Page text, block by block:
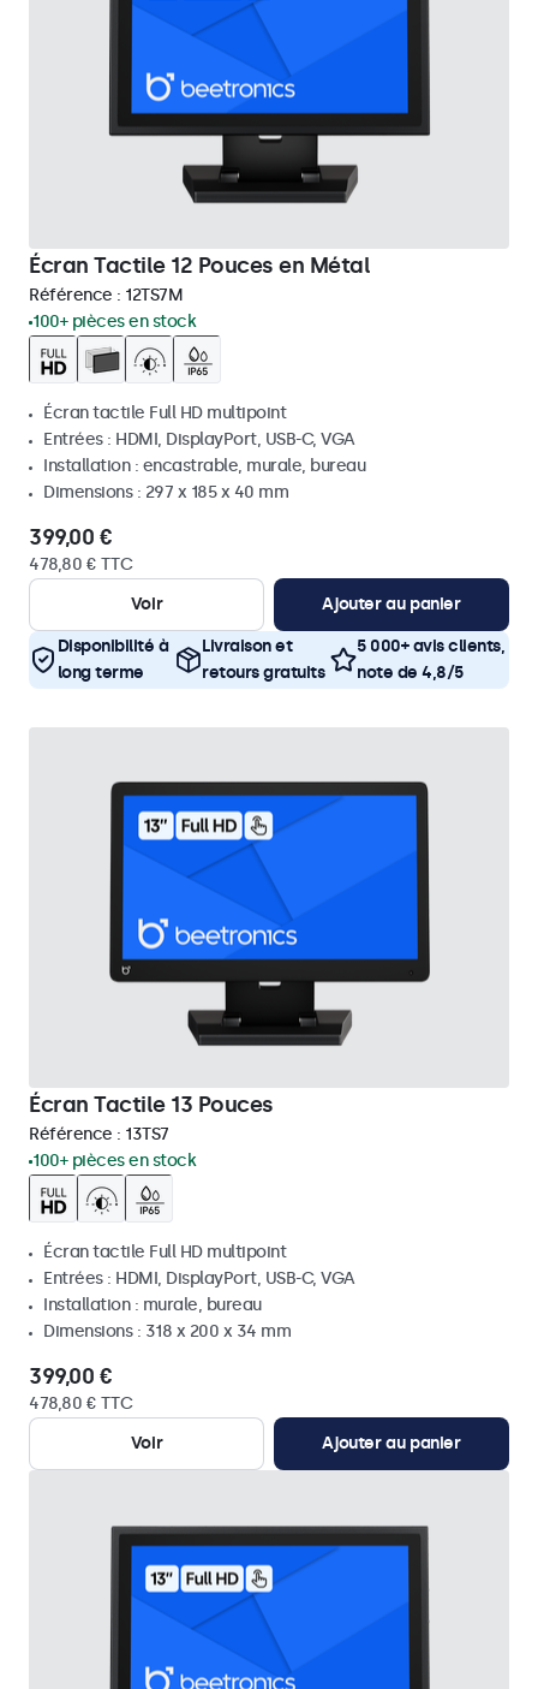
Écran Tactile 12 Pouces en Métal
Référence : 12TS7M
100+ pièces en stock
Écran tactile Full HD multipoint
Entrées : HDMI, DisplayPort, USB-C, VGA
Installation : encastrable, murale, bureau
Dimensions : 297 x 185 x 40 mm
399,00 €
478,80 € TTC
Voir
Ajouter au panier
Disponibilité à
long terme
Livraison et
retours gratuits
5 000+ avis clients,
note de 4,8/5
Écran Tactile 13 Pouces
Référence : 13TS7
100+ pièces en stock
Écran tactile Full HD multipoint
Entrées : HDMI, DisplayPort, USB-C, VGA
Installation : murale, bureau
Dimensions : 318 x 200 x 34 mm
399,00 €
478,80 € TTC
Voir
Ajouter au panier